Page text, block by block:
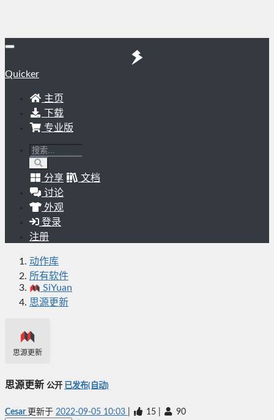
Quicker
主页
下载
专业版
分享
文档
讨论
外观
登录
注册
动作库
所有软件
SiYuan
思源更新
思源更新
思源更新 公开 已发布(自动)
Cesar 更新于 2022-09-05 10:03 15 90